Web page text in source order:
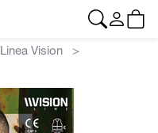
Linea Vision